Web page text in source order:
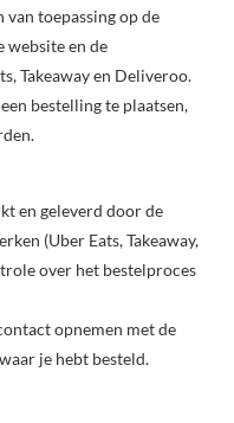
van toepassing op de
website en de
Takeaway en Deliveroo.
bestelling te plaatsen,
en geleverd door de
(Uber Eats, Takeaway,
over het bestelproces
opnemen met de
je hebt besteld.